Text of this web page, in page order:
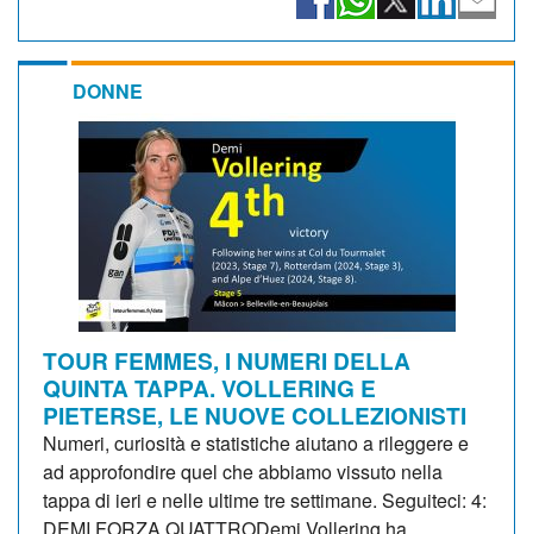
DONNE
TOUR FEMMES, I NUMERI DELLA
QUINTA TAPPA. VOLLERING E
PIETERSE, LE NUOVE COLLEZIONISTI
Numeri, curiosità e statistiche aiutano a rileggere e
ad approfondire quel che abbiamo vissuto nella
tappa di ieri e nelle ultime tre settimane. Seguiteci: 4:
DEMI FORZA QUATTRODemi Vollering ha